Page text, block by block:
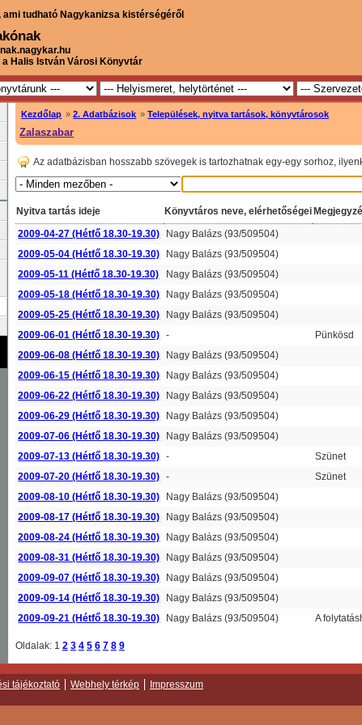
ami tudható Nagykanizsa kistérségéről
a Halis István Városi Könyvtár
Kezdőlap »2. Adatbázisok »Települések, nyitva tartások, könyvtárosok
Zalaszabar
Az adatbázisban hosszabb szövegek is tartozhatnak egy-egy sorhoz,
Nyitva tartás ideje Könyvtáros neve, elérhetőségei
2009-04-27 (Hétfő 18.30-19.30)
Nagy Balázs (93/509504)
2009-05-04 (Hétfő 18.30-19.30)
Nagy Balázs (93/509504)
2009-05-11 (Hétfő 18.30-19.30)
Nagy Balázs (93/509504)
2009-05-18 (Hétfő 18.30-19.30)
Nagy Balázs (93/509504)
2009-05-25 (Hétfő 18.30-19.30)
Nagy Balázs (93/509504)
2009-06-01 (Hétfő 18.30-19.30)
-
Pünkösd
2009-06-08 (Hétfő 18.30-19.30)
Nagy Balázs (93/509504)
2009-06-15 (Hétfő 18.30-19.30)
Nagy Balázs (93/509504)
2009-06-22 (Hétfő 18.30-19.30)
Nagy Balázs (93/509504)
2009-06-29 (Hétfő 18.30-19.30)
Nagy Balázs (93/509504)
2009-07-06 (Hétfő 18.30-19.30)
Nagy Balázs (93/509504)
2009-07-13 (Hétfő 18.30-19.30)
-
Szünet
2009-07-20 (Hétfő 18.30-19.30)
-
Szünet
2009-08-10 (Hétfő 18.30-19.30)
Nagy Balázs (93/509504)
2009-08-17 (Hétfő 18.30-19.30)
Nagy Balázs (93/509504)
2009-08-24 (Hétfő 18.30-19.30)
Nagy Balázs (93/509504)
2009-08-31 (Hétfő 18.30-19.30)
Nagy Balázs (93/509504)
2009-09-07 (Hétfő 18.30-19.30)
Nagy Balázs (93/509504)
2009-09-14 (Hétfő 18.30-19.30)
Nagy Balázs (93/509504)
2009-09-21 (Hétfő 18.30-19.30)
Nagy Balázs (93/509504) A
Oldalak: 1 2 3 4 5 6 7 8 9
tájékoztató Webhely térkép Impresszum